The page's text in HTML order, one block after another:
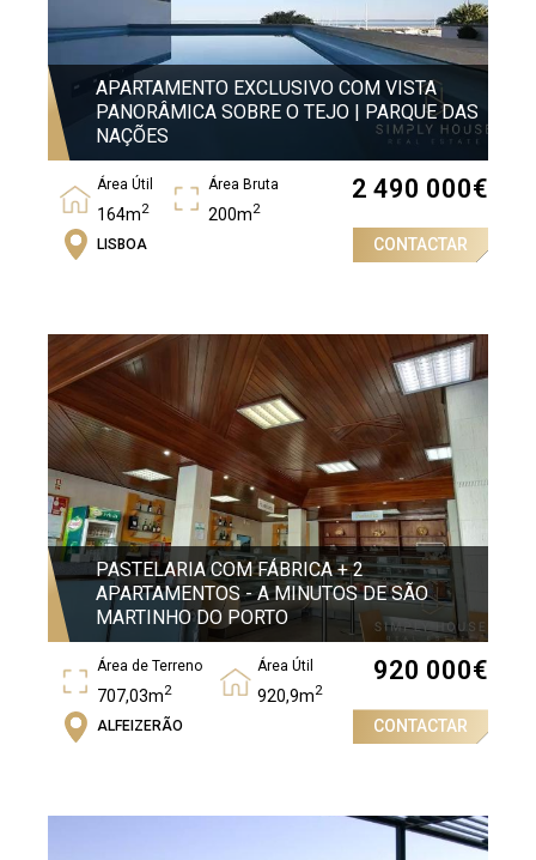
APARTAMENTO EXCLUSIVO COM VISTA
PANORÂMICA SOBRE O TEJO | PARQUE DAS
NAÇÕES
Área Útil
164m2
Área Bruta
200m2
Quartos
2 490 000€
LISBOA CONTACTAR
PASTELARIA COM FÁBRICA + 2
APARTAMENTOS - A MINUTOS DE SÃO
MARTINHO DO PORTO
Área de Terreno
707,03m2
Área Útil
920,9m2
Área Bruta
920 000€
ALFEIZERÃO CONTACTAR